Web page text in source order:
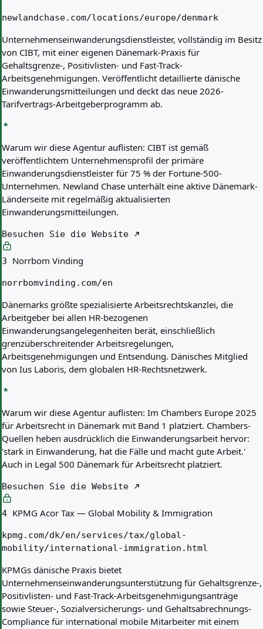
newlandchase.com/locations/europe/denmark
Unternehmenseinwanderungsdienstleister, vollständig im Besitz
von CIBT, mit einer eigenen Dänemark-Praxis für
Gehaltsgrenze-, Positivlisten- und Fast-Track-
Arbeitsgenehmigungen. Veröffentlicht detaillierte dänische
Einwanderungsmitteilungen und deckt das neue 2026-
Tarifvertrags-Arbeitgeberprogramm ab.
Warum wir diese Agentur auflisten: CIBT ist gemäß
veröffentlichtem Unternehmensprofil der primäre
Einwanderungsdienstleister für 75 % der Fortune-500-
Unternehmen. Newland Chase unterhält eine aktive Dänemark-
Länderseite mit regelmäßig aktualisierten
Einwanderungsmitteilungen.
Besuchen Sie die Website
3 Norrbom Vinding
norrbomvinding.com/en
Dänemarks größte spezialisierte Arbeitsrechtskanzlei, die
Arbeitgeber bei allen HR-bezogenen
Einwanderungsangelegenheiten berät, einschließlich
grenzüberschreitender Arbeitsregelungen,
Arbeitsgenehmigungen und Entsendung. Dänisches Mitglied
von Ius Laboris, dem globalen HR-Rechtsnetzwerk.
Warum wir diese Agentur auflisten: Im Chambers Europe 2025
für Arbeitsrecht in Dänemark mit Band 1 platziert. Chambers-
Quellen heben ausdrücklich die Einwanderungsarbeit hervor:
'stark in Einwanderung, hat die Fälle und macht gute Arbeit.'
Auch in Legal 500 Dänemark für Arbeitsrecht platziert.
Besuchen Sie die Website
4 KPMG Acor Tax — Global Mobility & Immigration
kpmg.com/dk/en/services/tax/global-
mobility/international-immigration.html
KPMGs dänische Praxis bietet
Unternehmenseinwanderungsunterstützung für Gehaltsgrenze-,
Positivlisten- und Fast-Track-Arbeitsgenehmigungsanträge
sowie Steuer-, Sozialversicherungs- und Gehaltsabrechnungs-
Compliance für international mobile Mitarbeiter mit einem